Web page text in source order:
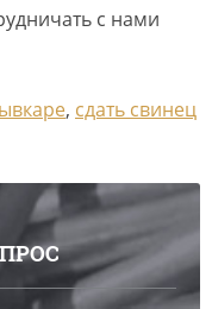
с нами
, сдать свинец